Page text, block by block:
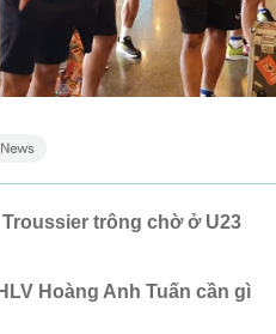
trông chờ ở U23
Hoàng Anh Tuấn cần gì